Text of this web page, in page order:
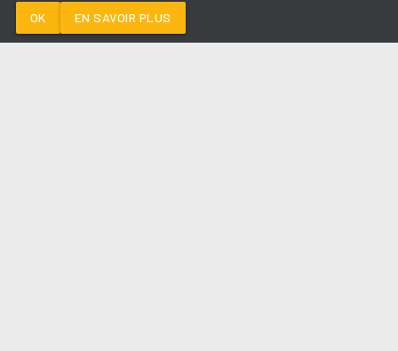
OK EN SAVOIR PLUS